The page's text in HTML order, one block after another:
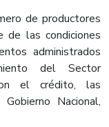
de productores
de las condiciones
administrados
del Sector
el crédito, las
Nacional,